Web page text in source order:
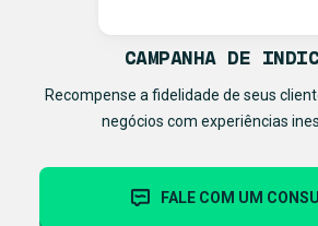
CAMPANHA DE
Recompense a fidelidade de seus
negócios com experiências
FALE COM UM